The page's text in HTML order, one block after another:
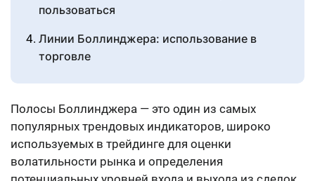
пользоваться
Линии Боллинджера: использование в
торговле
W- и M-образные модели
Полосы Боллинджера: преимущества и
недостатки
Заключение
Полосы Боллинджера — это один из самых
популярных трендовых индикаторов, широко
используемых в трейдинге для оценки
волатильности рынка и определения